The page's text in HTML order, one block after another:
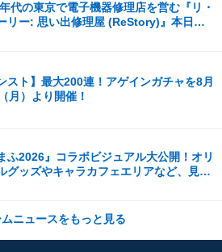
代の東京で電子機器修理店を営む『リ・
リー: 思い出修理屋 (ReStory)』本日
スト】最大200連！アゲインガチャを8月
月）より開催！
ふ2026』コラボビジュアル大公開！オリ
グッズやキャラカフェエリアなど、見ど
ニュースをもっと見る